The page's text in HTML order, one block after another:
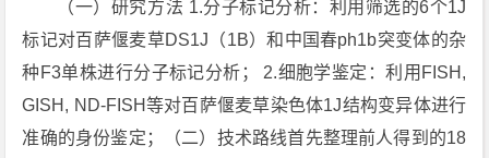
（一）研究方法 1.分子标记分析：利用筛选的6个1J
标记对百萨偃麦草DS1J（1B）和中国春ph1b突变体的杂
种F3单株进行分子标记分析； 2.细胞学鉴定：利用FISH,
GISH, ND-FISH等对百萨偃麦草染色体1J结构变异体进行
准确的身份鉴定；（二）技术路线首先整理前人得到的18